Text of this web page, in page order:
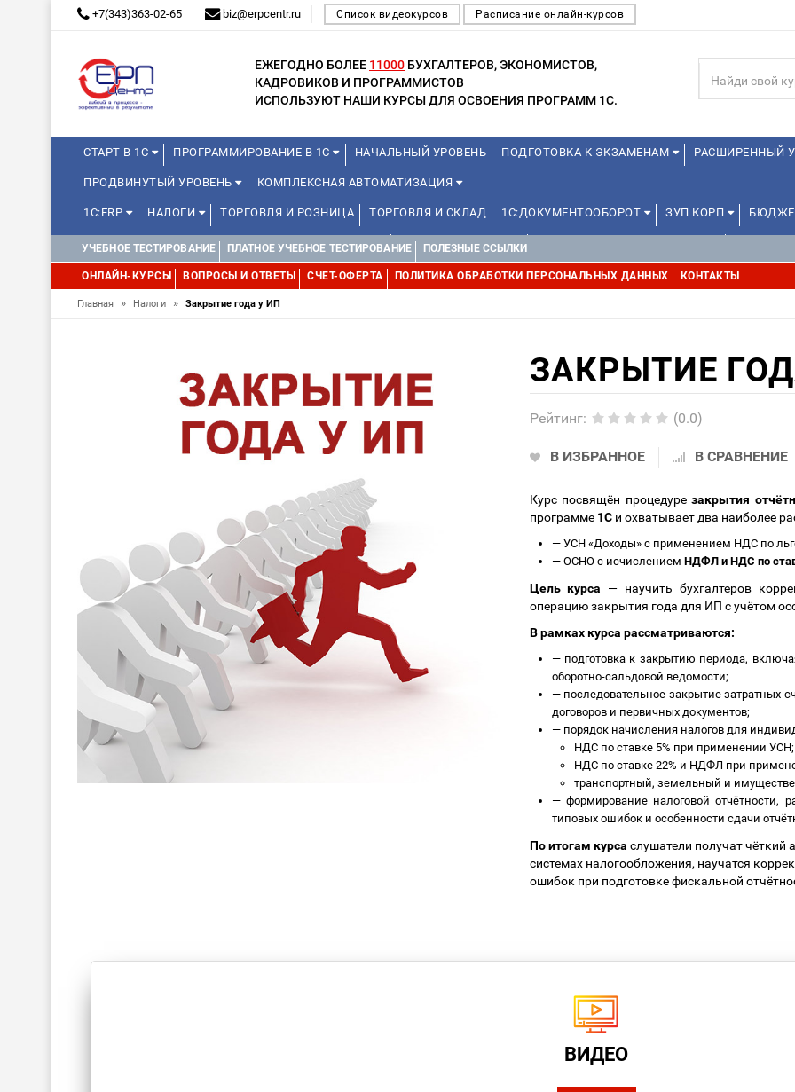
+7(343)363-02-65 biz@erpcentr.ru Список видеокурсов Расписание онлайн-курсов
ЕЖЕГОДНО БОЛЕЕ 11000 БУХГАЛТЕРОВ, ЭКОНОМИСТОВ,
КАДРОВИКОВ И ПРОГРАММИСТОВ
ИСПОЛЬЗУЮТ НАШИ КУРСЫ ДЛЯ ОСВОЕНИЯ ПРОГРАММ 1С.
СТАРТ В 1С ПРОГРАММИРОВАНИЕ В 1С НАЧАЛЬНЫЙ УРОВЕНЬ ПОДГОТОВКА К ЭКЗАМЕНАМ РАСШИРЕННЫЙ
ПРОДВИНУТЫЙ УРОВЕНЬ КОМПЛЕКСНАЯ АВТОМАТИЗАЦИЯ
1С:ERP НАЛОГИ ТОРГОВЛЯ И РОЗНИЦА ТОРГОВЛЯ И СКЛАД 1С:ДОКУМЕНТООБОРОТ ЗУП КОРП
КУРСЫ ДЛЯ ПРЕПОДАВАТЕЛЕЙ ШКОЛЬНЫХ КУРСОВ ДЛЯ ШКОЛЬНИКОВ
МИНИ-КУРСЫ (ПРОФЕССИОНАЛЬНЫЕ ПРОБЫ) 4-6 ЧАСОВ ОТ 12 ЛЕТ ДРУГИЕ
УЧЕБНОЕ ТЕСТИРОВАНИЕ ПЛАТНОЕ УЧЕБНОЕ ТЕСТИРОВАНИЕ ПОЛЕЗНЫЕ ССЫЛКИ
ОНЛАЙН-КУРСЫ ВОПРОСЫ И ОТВЕТЫ СЧЕТ-ОФЕРТА ПОЛИТИКА ОБРАБОТКИ ПЕРСОНАЛЬНЫХ ДАННЫХ КОНТАКТЫ
Главная » Налоги » Закрытие года у ИП
ЗАКРЫТИЕ
Рейтинг: (0.0)
В ИЗБРАННОЕ В СРАВНЕНИЕ
Курс посвящён процедурезакрытия
программе 1Си охватывает два наиболее
—УСН «Доходы» с применением НДС по
—ОСНО с исчислением НДФЛ и НДС по
Цель курса — научить бухгалтеров
операцию закрытия года для ИП с учётом
В рамках курса рассматриваются:
—подготовка к закрытию периода,
оборотно-сальдовой ведомости;
—последовательное закрытие затратных
договоров и первичных документов;
—порядок начисления налогов для
НДС по ставке 5% при применении УСН;
НДС по ставке 22% и НДФЛ при
транспортный, земельный и
—формирование налоговой отчётности,
типовых ошибок и особенности сдачи
По итогам курса слушатели получат чёткий
системах налогообложения, научатся
ошибок при подготовке фискальной
ВИДЕО